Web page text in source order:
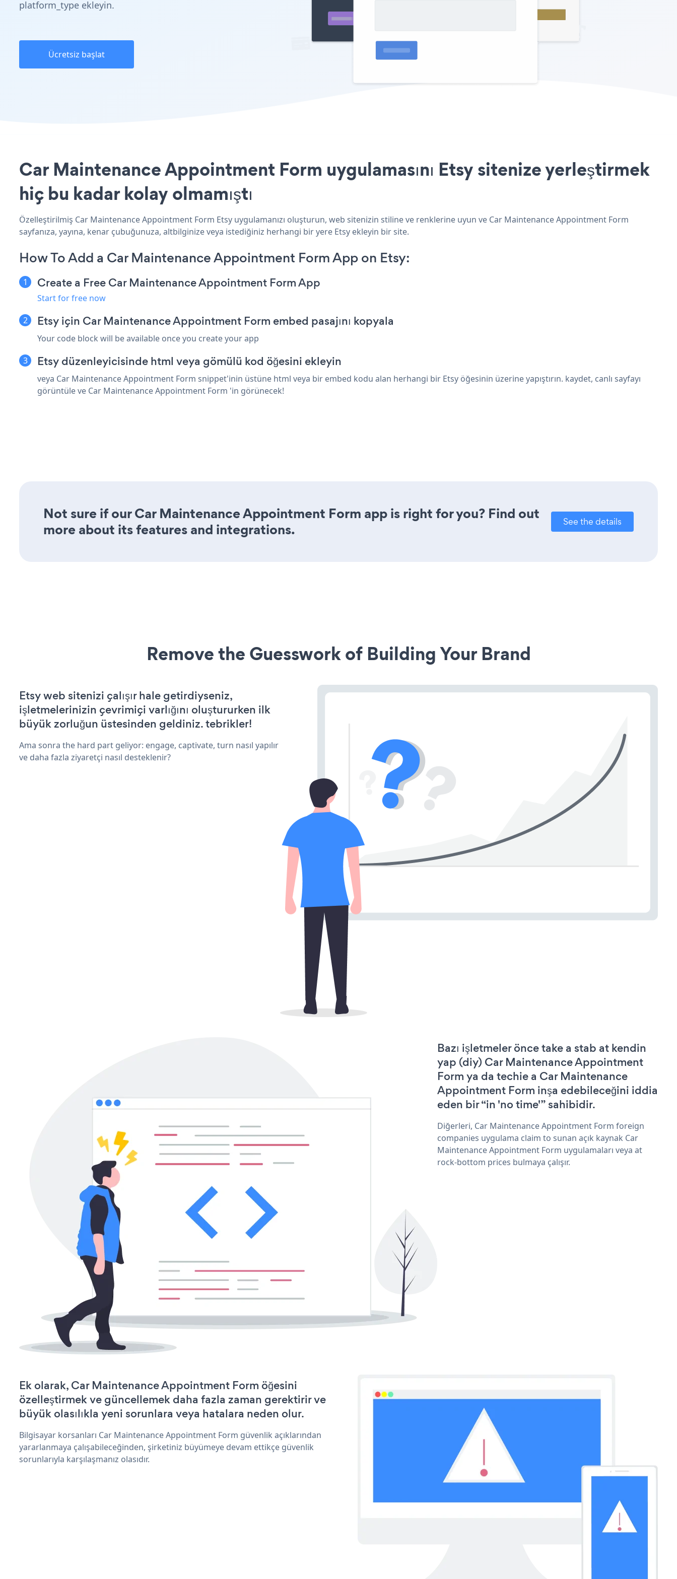
platform_type ekleyin.
Ücretsiz başlat
Car Maintenance Appointment Form uygulamasını Etsy sitenize yerleştirmek
hiç bu kadar kolay olmamıştı
Özelleştirilmiş Car Maintenance Appointment Form Etsy uygulamanızı oluşturun, web sitenizin stiline ve renklerine uyun ve Car Maintenance Appointment Form
sayfanıza, yayına, kenar çubuğunuza, altbilginize veya istediğiniz herhangi bir yere Etsy ekleyin bir site.
How To Add a Car Maintenance Appointment Form App on Etsy:
Create a Free Car Maintenance Appointment Form App
Start for free now
Etsy için Car Maintenance Appointment Form embed pasajını kopyala
Your code block will be available once you create your app
Etsy düzenleyicisinde html veya gömülü kod öğesini ekleyin
veya Car Maintenance Appointment Form snippet'inin üstüne html veya bir embed kodu alan herhangi bir Etsy öğesinin üzerine yapıştırın. kaydet, canlı sayfayı
görüntüle ve Car Maintenance Appointment Form 'in görünecek!
Not sure if our Car Maintenance Appointment Form app is right for you? Find out
more about its features and integrations.
See the details
Remove the Guesswork of Building Your Brand
Etsy web sitenizi çalışır hale getirdiyseniz,
işletmelerinizin çevrimiçi varlığını oluştururken ilk
büyük zorluğun üstesinden geldiniz. tebrikler!
Ama sonra the hard part geliyor: engage, captivate, turn nasıl yapılır
ve daha fazla ziyaretçi nasıl desteklenir?
Bazı işletmeler önce take a stab at kendin
yap (diy) Car Maintenance Appointment
Form ya da techie a Car Maintenance
Appointment Form inşa edebileceğini iddia
eden bir “in 'no time'” sahibidir.
Diğerleri, Car Maintenance Appointment Form foreign
companies uygulama claim to sunan açık kaynak Car
Maintenance Appointment Form uygulamaları veya at
rock-bottom prices bulmaya çalışır.
Ek olarak, Car Maintenance Appointment Form öğesini
özelleştirmek ve güncellemek daha fazla zaman gerektirir ve
büyük olasılıkla yeni sorunlara veya hatalara neden olur.
Bilgisayar korsanları Car Maintenance Appointment Form güvenlik açıklarından
yararlanmaya çalışabileceğinden, şirketiniz büyümeye devam ettikçe güvenlik
sorunlarıyla karşılaşmanız olasıdır.